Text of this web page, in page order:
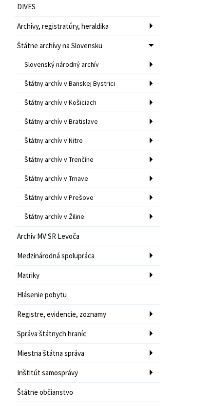
DIVES
Archívy, registratúry, heraldika
Štátne archívy na Slovensku
Slovenský národný archív
Štátny archív v Banskej Bystrici
Štátny archív v Košiciach
Štátny archív v Bratislave
Štátny archív v Nitre
Štátny archív v Trenčíne
Štátny archív v Trnave
Štátny archív v Prešove
Štátny archív v Žiline
Archív MV SR Levoča
Medzinárodná spolupráca
Matriky
Hlásenie pobytu
Registre, evidencie, zoznamy
Správa štátnych hraníc
Miestna štátna správa
Inštitút samosprávy
Štátne občianstvo